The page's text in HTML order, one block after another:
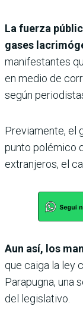
La fuerza
gases
manifestantes
en medio de
según
Previamente, el
punto polémico
extranjeros, el
Aun así, los
que caiga la ley
Parapugna, una
del legislativo.